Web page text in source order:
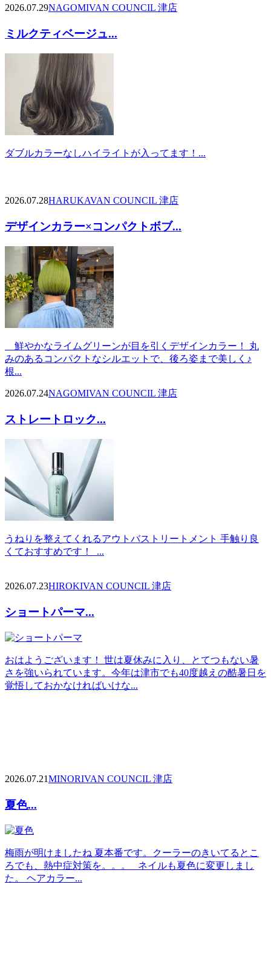
2026.07.29NAGOMIVAN COUNCIL 津店
ミルクティベージュ...
ダブルカラーなしハイライトが入ってます！...
2026.07.28HARUKAVAN COUNCIL 津店
デザインカラー×コンパクトボブ...
鮮やかなライムグリーンが目を引くデザインカラー！ 丸
みのあるコンパクトなシルエットで、後ろ姿まで美しく♪
根...
2026.07.24NAGOMIVAN COUNCIL 津店
ストレートロック...
うねりを整えてくれるアウトバストリートメント 手触り良
くておすすめです！ ...
2026.07.23HIROKIVAN COUNCIL 津店
ショートパーマ...
おはようございます！ 世は夏休みに入り、とてつもない暑
さを強いられています。今年は津市でも40度越えの酷暑日を
覚悟しておかなければいけな...
2026.07.21MINORIVAN COUNCIL 津店
夏色...
梅雨が明けましたね 夏本番です。クーラーのきいてるとこ
ろでも、熱中症対策を。。。 ネイルも夏色に変更しまし
た。 ヘアカラー...